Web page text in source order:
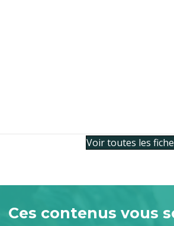
Voir toutes les
Ces contenus vous